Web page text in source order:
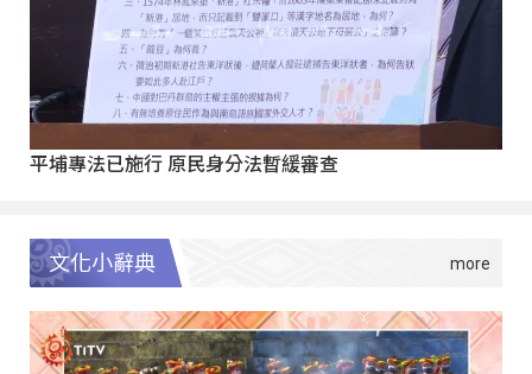
平埔專法已施行 原民身分法暫緩審查
文化小辭典